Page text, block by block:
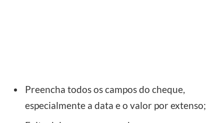
Preencha todos os campos do cheque,
especialmente a data e o valor por extenso;